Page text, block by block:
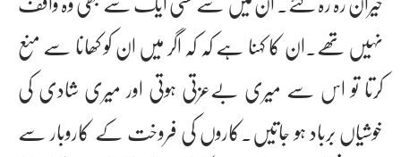
نہیں تھے۔ان کا کہنا ہے کہ کہ اگر میں ان کو کھانا سے منع
کرتا تو اس سے میری بےعزتی ہوتی اور میری شادی کی
خوشیاں برباد ہو جاتیں۔کاروں کی فروخت کے کاروبار سے